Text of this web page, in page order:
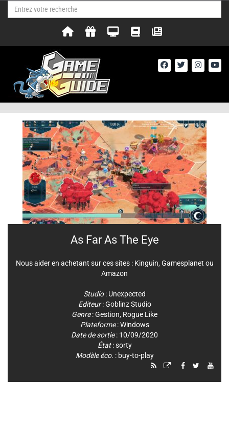
As Far As The Eye
Nous aider en achetant sur ces sites : Kinguin, Gamesplanet ou
Amazon
Studio: Unexpected
Editeur:Goblinz Studio
Genre:Gestion, Rogue Like
Plateforme:Windows
Date de sortie: 10/09/2020
État: sorty
Modèle éco. : buy-to-play